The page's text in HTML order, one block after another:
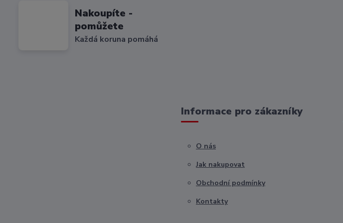
Nakoupíte -
pomůžete
Každá koruna pomáhá
Informace pro zákazníky
O nás
Jak nakupovat
Obchodní podmínky
Kontakty